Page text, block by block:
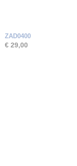
ZAD0400
€ 29,00